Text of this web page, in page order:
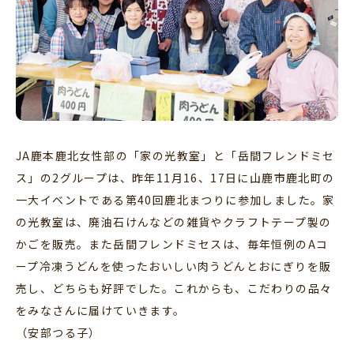
JA鹿本鹿北女性部の「家の光教室」と「岳間フレンドミセ
ス」の2グループは、昨年11月16、17日に山鹿市鹿北町の
一大イベントである第40回鹿北まつりに参加しました。家
の光教室は、廃油石けんなどの雑貨やクラフトテープ製の
かごを販売。また岳間フレンドミセスは、毎年恒例のAコ
ープ冷凍うどんを使ったおいしい肉うどんとおにぎりを販
売し、どちらも好評でした。これからも、こだわりの品々
をみなさんに届けていきます。
（安部つる子）